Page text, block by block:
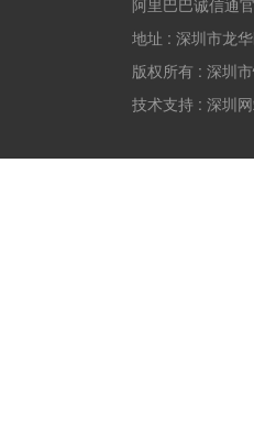
阿里巴巴诚信通
地址 : 深圳市龙
版权所有 : 深圳
技术支持 : 深圳